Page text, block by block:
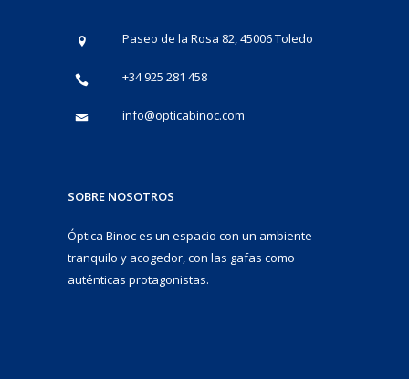
Paseo de la Rosa 82, 45006 Toledo
+34 925 281 458
info@opticabinoc.com
SOBRE NOSOTROS
Óptica Binoc es un espacio con un ambiente
tranquilo y acogedor, con las gafas como
auténticas protagonistas.